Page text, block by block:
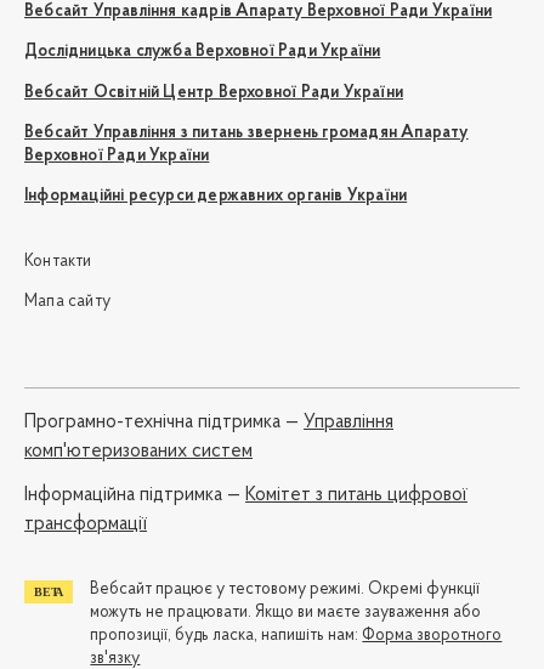
Вебсайт Управління кадрів Апарату Верховної Ради України
Дослідницька служба Верховної Ради України
Вебсайт Освітній Центр Верховної Ради України
Вебсайт Управління з питань звернень громадян Апарату
Верховної Ради України
Інформаційні ресурси державних органів України
Контакти
Мапа сайту
Програмно-технічна підтримка — Управління
комп'ютеризованих систем
Iнформаційна підтримка — Комітет з питань цифрової
трансформації
Вебсайт працює у тестовому режимі. Окремі функції
можуть не працювати. Якщо ви маєте зауваження або
пропозиції, будь ласка, напишіть нам: Форма зворотного
зв'язку